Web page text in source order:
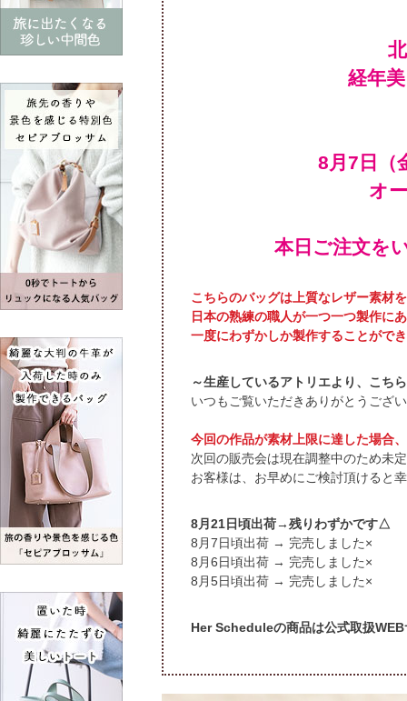
経年
オ
本日ご注文を
こちらのバッグは上質なレザー素材
日本の熟練の職人が一つ一つ製作に
一度にわずかしか製作することがで
～生産しているアトリエより、こち
いつもご覧いただきありがとうござ
今回の作品が素材上限に達した場合
次回の販売会は現在調整中のため未
お客様は、お早めにご検討頂けると
8月21日頃出荷→残りわずかです△
頃出荷 → 完売しました×
頃出荷 → 完売しました×
頃出荷 → 完売しました×
Her Scheduleの商品は公式取扱